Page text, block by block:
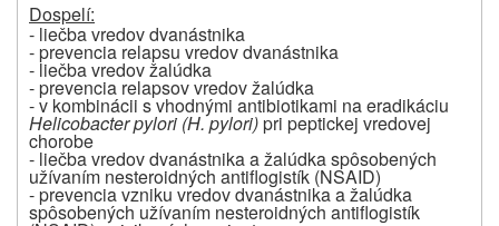
Dospelí:
- liečba vredov dvanástnika
- prevencia relapsu vredov dvanástnika
- liečba vredov žalúdka
- prevencia relapsov vredov žalúdka
- v kombinácii s vhodnými antibiotikami na eradikáciu
Helicobacter pylori (H. pylori)pri peptickej vredovej
chorobe
- liečba vredov dvanástnika a žalúdka spôsobených
užívaním nesteroidných antiflogistík (NSAID)
- prevencia vzniku vredov dvanástnika a žalúdka
spôsobených užívaním nesteroidných antiflogistík